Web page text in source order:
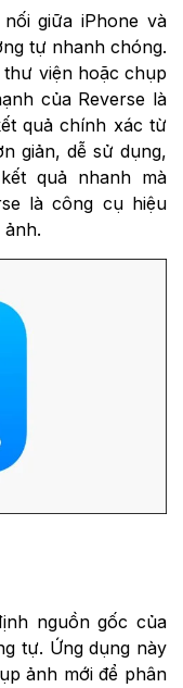
giữa iPhone và
tự nhanh chóng.
viện hoặc chụp
của Reverse là
quả chính xác từ
giản, dễ sử dụng,
quả nhanh mà
là công cụ hiệu
nguồn gốc của
tự. Ứng dụng này
ảnh mới để phân